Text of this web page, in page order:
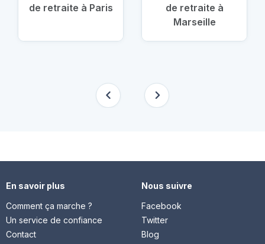
de retraite à Paris
de retraite à
Marseille
En savoir plus
Comment ça marche ?
Un service de confiance
Contact
Nous suivre
Facebook
Twitter
Blog